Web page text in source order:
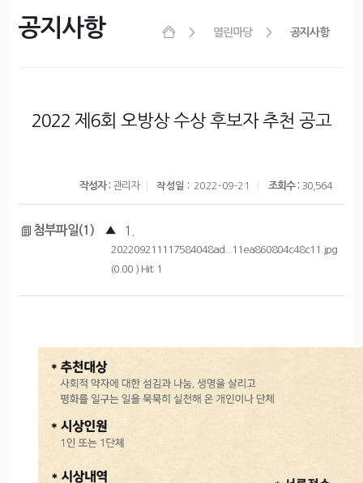
공지사항 열린마당 공지사항
2022 제6회 오방상 수상 후보자 추천 공고
작성자 : 관리자 작성일 : 2022-09-21 조회수 : 30,564
첨부파일(1) ▲ 1.
202209211117584048ad...11ea860804c48c11.jpg
(0.00 ) Hit: 1